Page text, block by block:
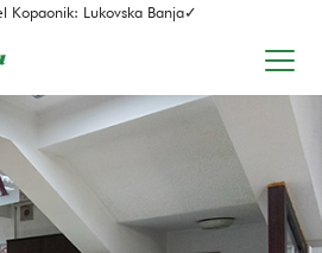
Kopaonik: Lukovska Banja✓